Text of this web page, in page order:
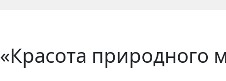
«Красота природного